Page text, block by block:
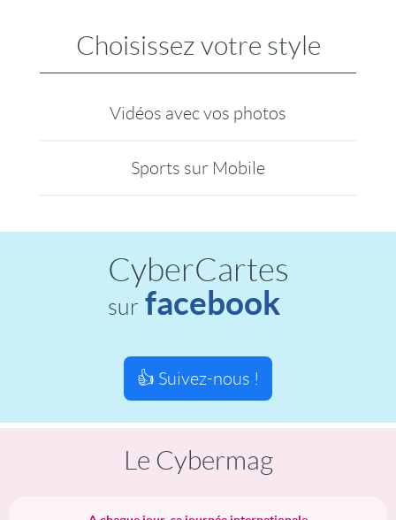
Choisissez votre style
Vidéos avec vos photos
Sports sur Mobile
CyberCartes
sur facebook
👍 Suivez-nous !
Le Cybermag